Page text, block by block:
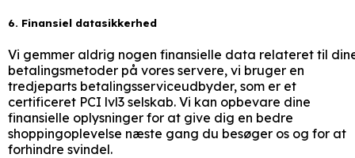
6. Finansiel datasikkerhed
Vi gemmer aldrig nogen finansielle data relateret til
betalingsmetoder på vores servere, vi bruger en
tredjeparts betalingsserviceudbyder, som er et
certificeret PCI lvl3 selskab. Vi kan opbevare dine
finansielle oplysninger for at give dig en bedre
shoppingoplevelse næste gang du besøger os og for at
forhindre svindel.